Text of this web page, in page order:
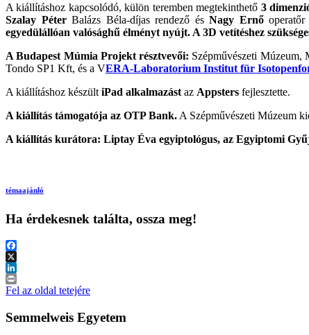
A kiállításhoz kapcsolódó, külön teremben megtekinthető 3
Szalay PéterBalázs Béla-díjas rendező ésNagy Ernőoperatőr
egyedülállóan valósághű élményt nyújt. A 3D vetítéshez
A Budapest Múmia Projekt résztvevői: Szépművészeti Múzeum,
Tondo SP1 Kft, és a VERA-Laboratorium Institut für
A kiállításhoz készült iPad alkalmazást az Appsters fejlesztette.
A kiállítás támogatója az OTP Bank. A Szépművészeti Múzeum
A kiállítás kurátora: Liptay Éva egyiptológus, az Egyiptomi
témaajánló
Ha érdekesnek találta, ossza meg!
Facebook
X
LinkedIn
Print
Fel az oldal tetejére
Semmelweis Egyetem